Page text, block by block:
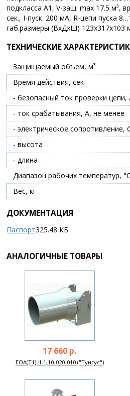
подкласса А1, V-защ. max 17.5 м³,
сек., I-пуск. 200 мА, R-цепи пуска
габ.размеры (ВхДхШ) 123х317х103
ТЕХНИЧЕСКИЕ
Защищаемый объем, м³
Время действия, сек
- безопасный ток проверки цепи,
- ток срабатывания, А, не менее
- электрическое сопротивление,
- высота
- длина
Диапазон рабочих температур, °С
Вес, кг
ДОКУМЕНТАЦИЯ
Паспорт325.48 КБ
АНАЛОГИЧНЫЕ ТОВАРЫ
17 660 р.
ГОА(Т1)-II-1,10-020-010 ("Тунгус")